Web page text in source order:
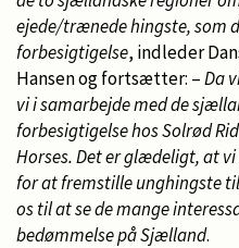
ejede/trænede hingste, som
forbesigtigelse, indleder
Hansen og fortsætter: –Da
vi i samarbejde med de
forbesigtigelse hos Solrød
Horses. Det er glædeligt, at
for at fremstille unghingste
os til at se de mange
bedømmelse på Sjælland.